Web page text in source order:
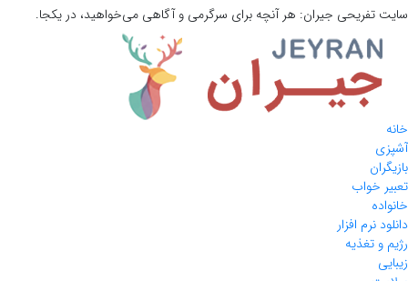
سایت تفریحی جیران: هر آنچه برای سرگرمی و آگاهی می‌خواهید، در یکجا.
خانه
آشپزی
بازیگران
تعبیر خواب
خانواده
دانلود نرم افزار
رژیم و تغذیه
زیبایی